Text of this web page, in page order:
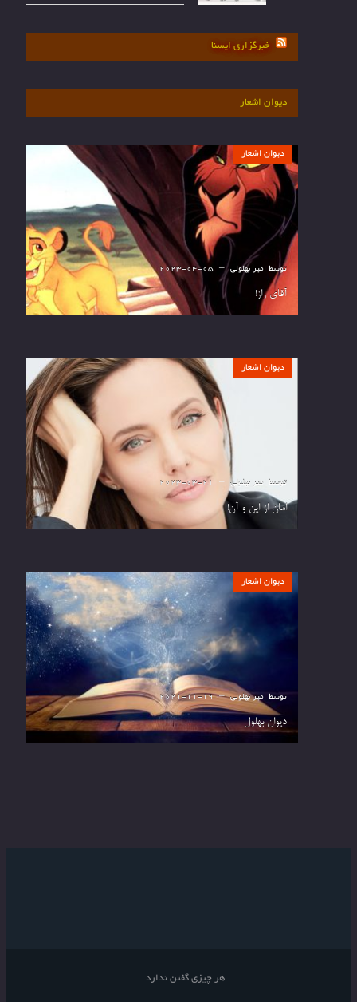
خبرگزاری ایسنا
دیوان اشعار
دیوان اشعار
توسط امیر بهلولی 2023-04-05
آقای راز!
دیوان اشعار
توسط امیر بهلولی 2023-03-21
امان از این و آن!
دیوان اشعار
توسط امیر بهلولی 2021-11-19
دیوان بهلول
هر چیزی گفتن ندارد …